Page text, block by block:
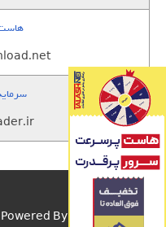
هاست
By اسکریپت.com